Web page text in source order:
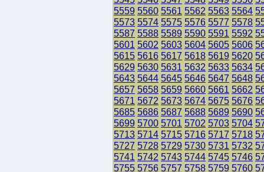
5559 5560 5561 5562 5563 5564
5573 5574 5575 5576 5577 5578
5587 5588 5589 5590 5591 5592
5601 5602 5603 5604 5605 5606
5615 5616 5617 5618 5619 5620
5629 5630 5631 5632 5633 5634
5643 5644 5645 5646 5647 5648
5657 5658 5659 5660 5661 5662
5671 5672 5673 5674 5675 5676
5685 5686 5687 5688 5689 5690
5699 5700 5701 5702 5703 5704
5713 5714 5715 5716 5717 5718
5727 5728 5729 5730 5731 5732
5741 5742 5743 5744 5745 5746
5755 5756 5757 5758 5759 5760